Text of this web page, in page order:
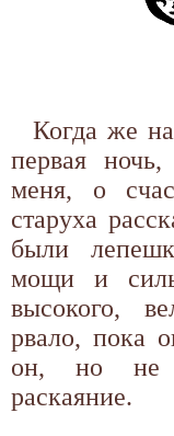
Когда же
первая
меня, о
старуха
были
мощи и
высокого,
рвало, пока
он, но не
раскаяние.